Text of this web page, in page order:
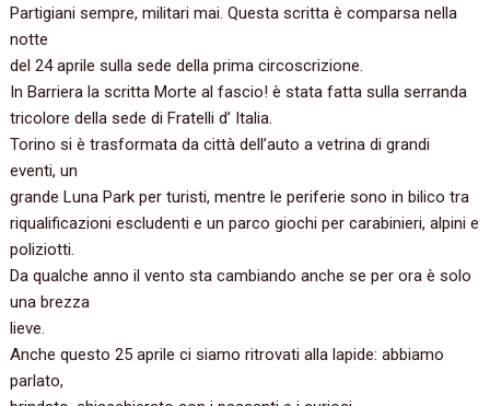
Partigiani sempre, militari mai. Questa scritta è comparsa nella
notte
del 24 aprile sulla sede della prima circoscrizione.
In Barriera la scritta Morte al fascio! è stata fatta sulla serranda
tricolore della sede di Fratelli d’ Italia.
Torino si è trasformata da città dell’auto a vetrina di grandi
eventi, un
grande Luna Park per turisti, mentre le periferie sono in bilico tra
riqualificazioni escludenti e un parco giochi per carabinieri, alpini e
poliziotti.
Da qualche anno il vento sta cambiando anche se per ora è solo
una brezza
lieve.
Anche questo 25 aprile ci siamo ritrovati alla lapide: abbiamo
parlato,